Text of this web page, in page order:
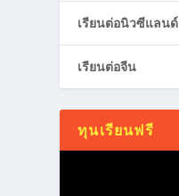
เรียนต่อนิวซีแลนด์
เรียนต่อจีน
ทุนเรียนฟรี